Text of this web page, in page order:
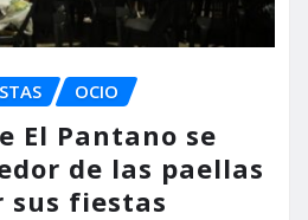
OCIO
El Pantano se
de las paellas
sus fiestas